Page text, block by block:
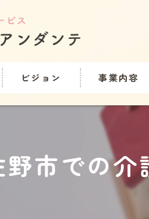
ビジョン 事業内容
野市での